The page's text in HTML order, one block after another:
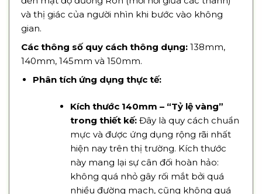
và thị giác của người nhìn khi bước vào không
gian.
Các thông số quy cách thông dụng: 138mm,
140mm, 145mm và 150mm.
Phân tích ứng dụng thực tế:
Kích thước 140mm – “Tỷ lệ vàng”
trong thiết kế: Đây là quy cách chuẩn
mực và được ứng dụng rộng rãi nhất
hiện nay trên thị trường. Kích thước
này mang lại sự cân đối hoàn hảo:
không quá nhỏ gây rối mắt bởi quá
nhiều đường mạch, cũng không quá